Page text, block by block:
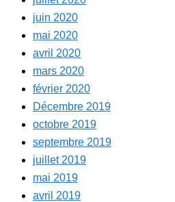
juin 2020
mai 2020
avril 2020
mars 2020
février 2020
Décembre 2019
octobre 2019
septembre 2019
juillet 2019
mai 2019
avril 2019